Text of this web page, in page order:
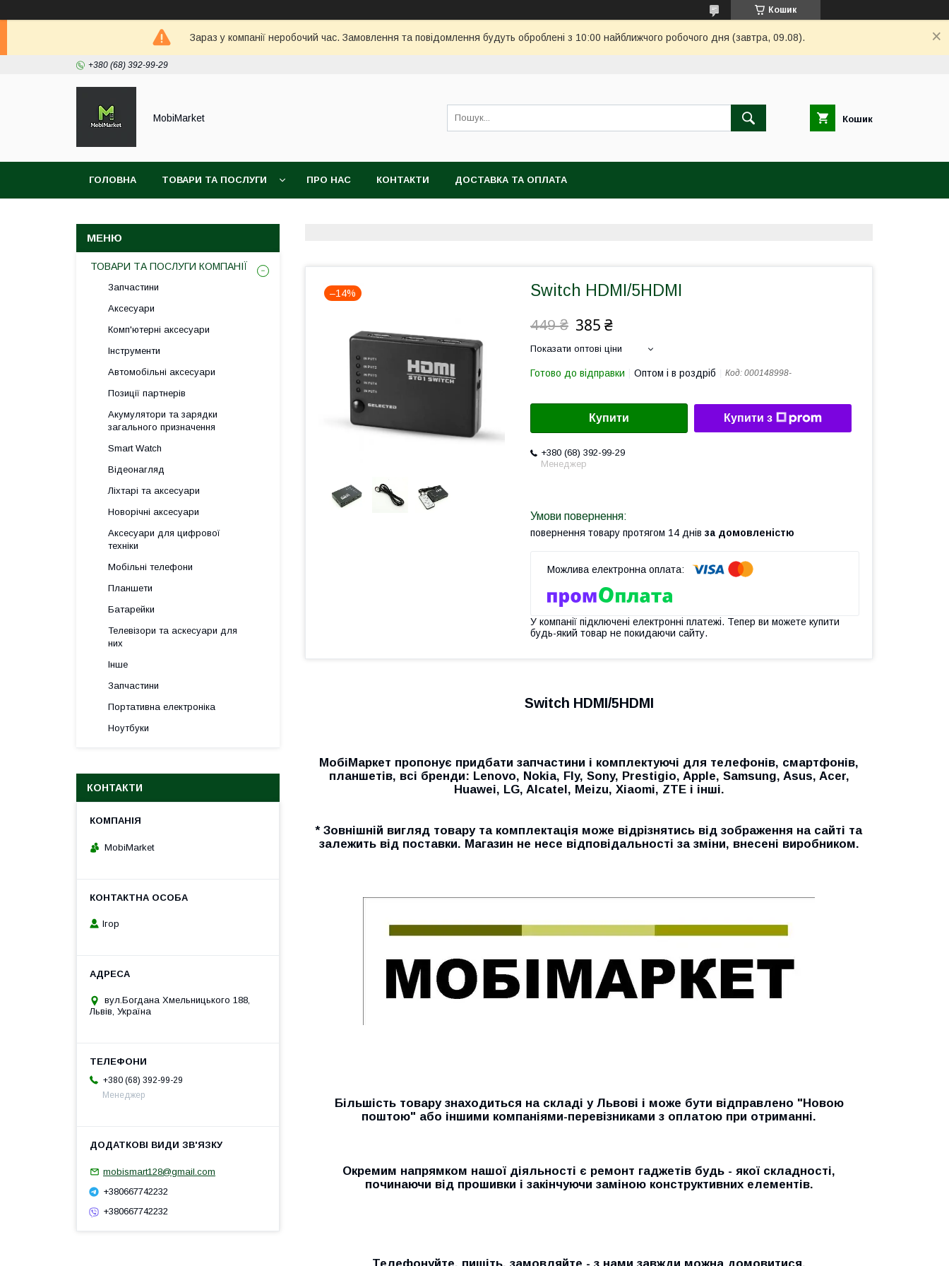
Кошик
Зараз у компанії неробочий час. Замовлення та повідомлення будуть оброблені з 10:00 найближчого робочого дня (завтра, 09.08).
+380 (68) 392-99-29
MobiMarket Кошик
ГОЛОВНА ТОВАРИ ТА ПОСЛУГИ ПРО НАС КОНТАКТИ ДОСТАВКА ТА ОПЛАТА
–14% Switch HDMI/5HDMI
449 ₴ 385 ₴
Показати оптові ціни
Готово до відправки Оптом і в роздріб Код: 000148998-
Купити Купити з
+380 (68) 392-99-29
Менеджер
повернення товару протягом 14 днів за домовленістю
У компанії підключені електронні платежі. Тепер ви можете купити
будь-який товар не покидаючи сайту.
Switch HDMI/5HDMI
МобіМаркет пропонує придбати запчастини і комплектуючі для телефонів, смартфонів,
планшетів, всі бренди: Lenovo, Nokia, Fly, Sony, Prestigio, Apple, Samsung, Asus, Acer,
Huawei, LG, Alcatel, Meizu, Xiaomi, ZTE і інші.
* Зовнішній вигляд товару та комплектація може відрізнятись від зображення на сайті та
залежить від поставки. Магазин не несе відповідальності за зміни, внесені виробником.
Більшість товару знаходиться на складі у Львові і може бути відправлено "Новою
поштою" або іншими компаніями-перевізниками з оплатою при отриманні.
Окремим напрямком нашої діяльності є ремонт гаджетів будь - якої складності,
починаючи від прошивки і закінчуючи заміною конструктивних елементів.
Телефонуйте, пишіть, замовляйте - з нами завжди можна домовитися.
ТОВАРИ ТА ПОСЛУГИ КОМПАНІЇ
Запчастини
Аксесуари
Комп'ютерні аксесуари
Інструменти
Автомобільні аксесуари
Позиції партнерів
Акумулятори та зарядки
загального призначення
Smart Watch
Відеонагляд
Ліхтарі та аксесуари
Новорічні аксесуари
Аксесуари для цифрової
техніки
Мобільні телефони
Планшети
Батарейки
Телевізори та аскесуари для
них
Інше
Запчастини
Портативна електроніка
Ноутбуки
КОНТАКТИ
MobiMarket
Ігор
вул.Богдана Хмельницького 188,
Львів, Україна
+380 (68) 392-99-29
Менеджер
mobismart128@gmail.com
+380667742232
+380667742232